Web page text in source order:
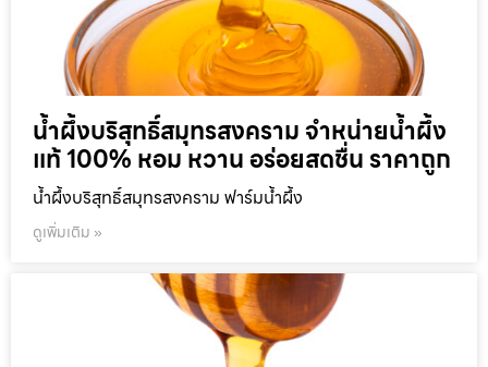
น้ำผึ้งบริสุทธิ์สมุทรสงคราม จำหน่ายน้ำผึ้ง
แท้ 100% หอม หวาน อร่อยสดชื่น ราคาถูก
น้ำผึ้งบริสุทธิ์สมุทรสงคราม ฟาร์มน้ำผึ้ง
ดูเพิ่มเติม »